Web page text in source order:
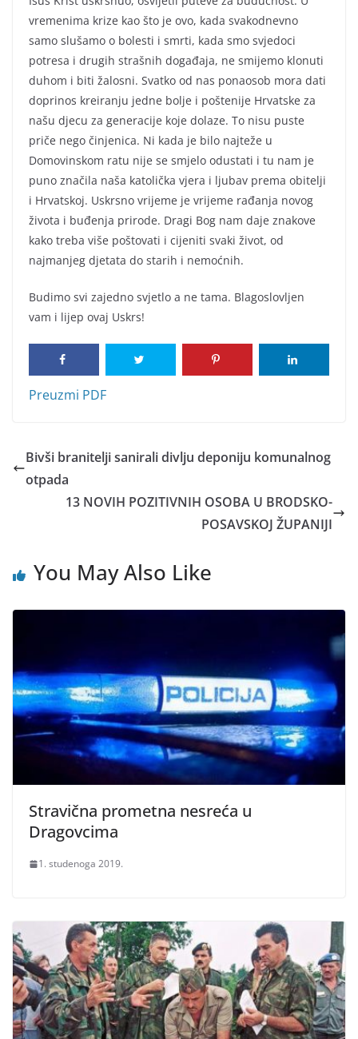
vremenima krize kao što je ovo, kada svakodnevno
samo slušamo o bolesti i smrti, kada smo svjedoci
potresa i drugih strašnih događaja, ne smijemo klonuti
duhom i biti žalosni. Svatko od nas ponaosob mora dati
doprinos kreiranju jedne bolje i poštenije Hrvatske za
našu djecu za generacije koje dolaze. To nisu puste
priče nego činjenica. Ni kada je bilo najteže u
Domovinskom ratu nije se smjelo odustati i tu nam je
puno značila naša katolička vjera i ljubav prema obitelji
i Hrvatskoj. Uskrsno vrijeme je vrijeme rađanja novog
života i buđenja prirode. Dragi Bog nam daje znakove
kako treba više poštovati i cijeniti svaki život, od
najmanjeg djetata do starih i nemoćnih.
Budimo svi zajedno svjetlo a ne tama. Blagoslovljen
vam i lijep ovaj Uskrs!
Preuzmi PDF
Bivši branitelji sanirali divlju deponiju komunalnog
otpada
13 NOVIH POZITIVNIH OSOBA U BRODSKO-
POSAVSKOJ ŽUPANIJI
You May Also Like
Stravična prometna nesreća u
Dragovcima
1. studenoga 2019.